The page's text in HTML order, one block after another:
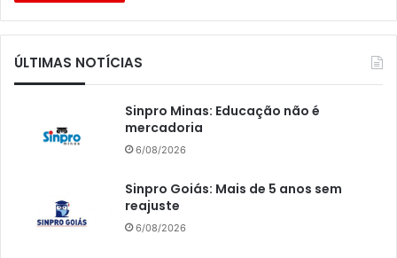
ÚLTIMAS NOTÍCIAS
Sinpro Minas: Educação não é
mercadoria
6/08/2026
Sinpro Goiás: Mais de 5 anos sem
reajuste
6/08/2026